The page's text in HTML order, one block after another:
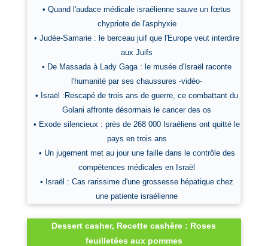
• Quand l'audace médicale israélienne sauve un fœtus
chypriote de l'asphyxie
• Judée-Samarie : le berceau juif que l'Europe veut interdire
aux Juifs
• De Massada à Lady Gaga : le musée d'Israël raconte
l'humanité par ses chaussures -vidéo-
• Israël :Rescapé de trois ans de guerre, ce combattant du
Golani affronte désormais le cancer des os
• Exode silencieux : près de 268 000 Israéliens ont quitté le
pays en trois ans
• Un jugement met au jour une faille dans le contrôle des
compétences médicales en Israël
• Israël : Cas rarissime d'une grossesse hépatique chez
une patiente israélienne
Dessert casher, Recette cashère : Roses
feuilletées aux pommes